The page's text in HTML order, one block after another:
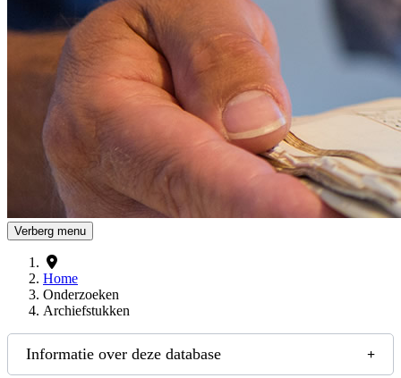
Verberg menu
Home
Onderzoeken
Archiefstukken
Informatie over deze database